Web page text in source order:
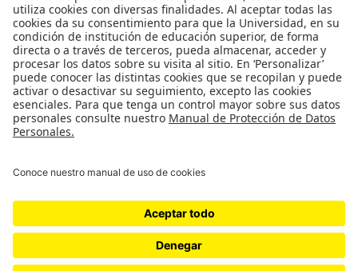
Conecta-TE| Centro de Innovación en Tecnología y
Educación
Edificio Pedro Navas, 1er piso
Contácto:conectate@uniandes.edu.co
Teléfono: +571 3394949
Extensión: 3930
©Derechos Reservados Universidad de los Andes